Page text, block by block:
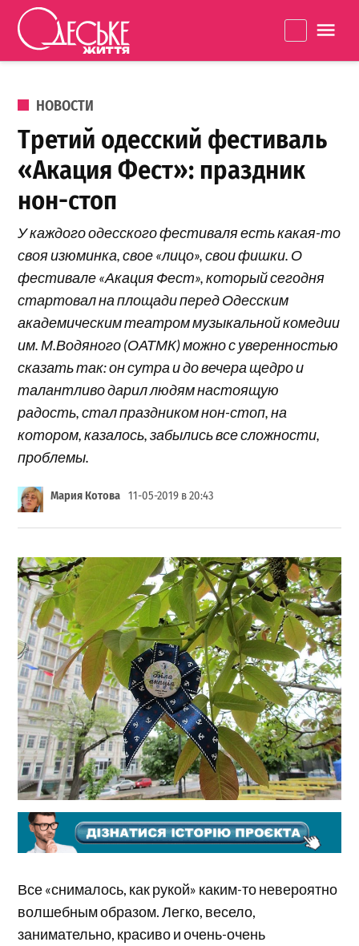
Перейти к содержанию
життя
ОПУБЛИКОВАНО В
НОВОСТИ
Третий одесский фестиваль
«Акация Фест»: праздник
нон-стоп
У каждого одесского фестиваля есть какая-то
своя изюминка, свое «лицо», свои фишки. О
фестивале «Акация Фест», который сегодня
стартовал на площади перед Одесским
академическим театром музыкальной комедии
им. М.Водяного (ОАТМК) можно с уверенностью
сказать так: он сутра и до вечера щедро и
талантливо дарил людям настоящую
радость, стал праздником нон-стоп, на
котором, казалось, забылись все сложности,
проблемы.
Мария Котова 11-05-2019 в 20:43
Все «снималось, как рукой» каким-то невероятно
волшебным образом. Легко, весело,
занимательно, красиво и очень-очень